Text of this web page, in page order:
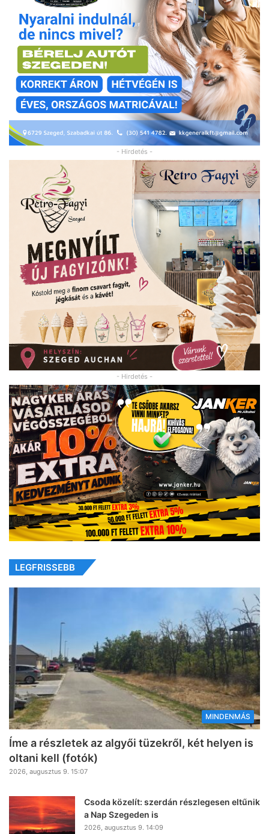
- Hirdetés -
- Hirdetés -
LEGFRISSEBB
MINDENMÁS
Íme a részletek az algyői tüzekről, két helyen is
oltani kell (fotók)
2026, augusztus 9. 15:07
Csoda közelít: szerdán részlegesen eltűnik
a Nap Szegeden is
2026, augusztus 9. 14:09